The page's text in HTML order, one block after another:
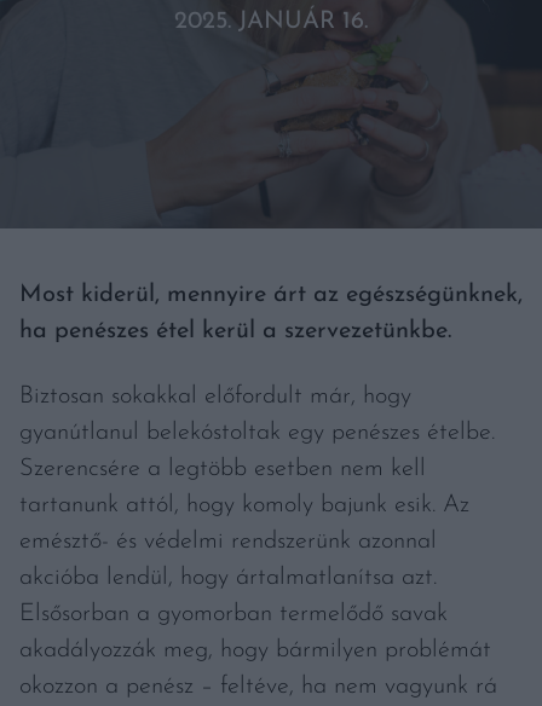
2025. JANUÁR 16.
Most kiderül, mennyire árt az egészségünknek,
ha penészes étel kerül a szervezetünkbe.
Biztosan sokakkal előfordult már, hogy
gyanútlanul belekóstoltak egy penészes ételbe.
Szerencsére a legtöbb esetben nem kell
tartanunk attól, hogy komoly bajunk esik. Az
emésztő- és védelmi rendszerünk azonnal
akcióba lendül, hogy ártalmatlanítsa azt.
Elsősorban a gyomorban termelődő savak
akadályozzák meg, hogy bármilyen problémát
okozzon a penész – feltéve, ha nem vagyunk rá